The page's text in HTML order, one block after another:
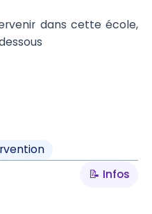
dans cette école,
📝 Infos